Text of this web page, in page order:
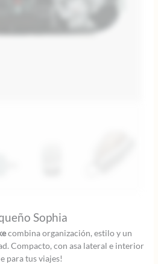
Sophia
combina organización, estilo y un
Compacto, con asa lateral e interior
para tus viajes!